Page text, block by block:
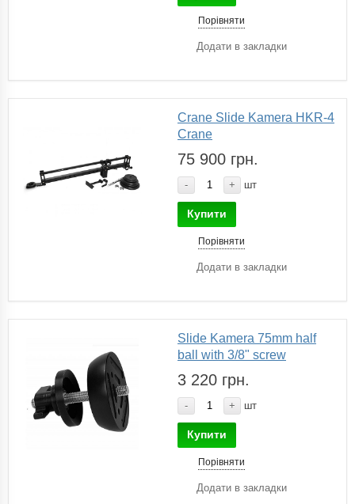
Порівняти
Додати в закладки
Crane Slide Kamera HKR-4
Crane
75 900 грн.
- + шт
Купити
Порівняти
Додати в закладки
Slide Kamera 75mm half
ball with 3/8" screw
3 220 грн.
- + шт
Купити
Порівняти
Додати в закладки